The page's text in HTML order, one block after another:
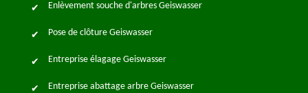
Enlèvement souche d'arbres Geiswasser
Pose de clôture Geiswasser
Entreprise élagage Geiswasser
Entreprise abattage arbre Geiswasser